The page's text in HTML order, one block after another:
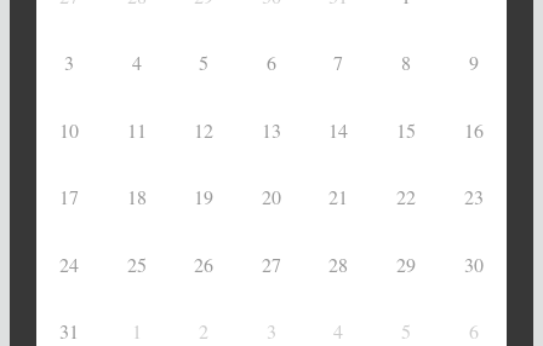
3 4 5 6 7 8 9
10 11 12 13 14 15 16
17 18 19 20 21 22 23
24 25 26 27 28 29 30
31 1 2 3 4 5 6